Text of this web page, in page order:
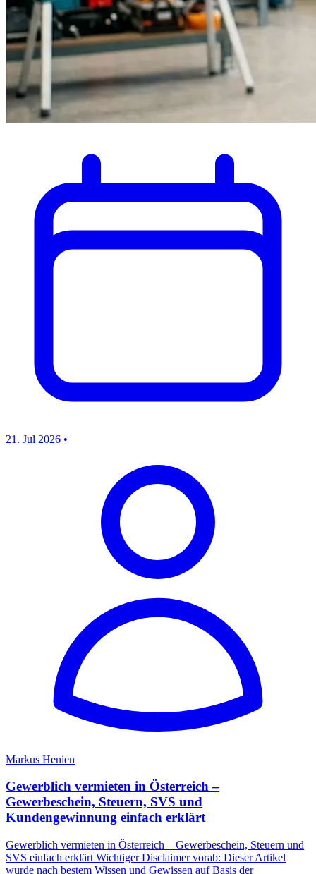
21. Jul 2026 •
Markus Henien
Gewerblich vermieten in Österreich –
Gewerbeschein, Steuern, SVS und
Kundengewinnung einfach erklärt
Gewerblich vermieten in Österreich – Gewerbeschein, Steuern und
SVS einfach erklärt Wichtiger Disclaimer vorab: Dieser Artikel
wurde nach bestem Wissen und Gewissen auf Basis der